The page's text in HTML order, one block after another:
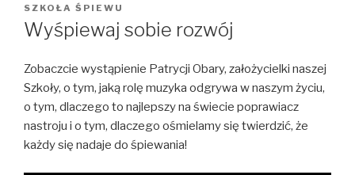
W
SZKOŁA ŚPIEWU
Wyśpiewaj sobie rozwój
Zobaczcie wystąpienie Patrycji Obary, założycielki naszej
Szkoły, o tym, jaką rolę muzyka odgrywa w naszym życiu,
o tym, dlaczego to najlepszy na świecie poprawiacz
nastroju i o tym, dlaczego ośmielamy się twierdzić, że
każdy się nadaje do śpiewania!